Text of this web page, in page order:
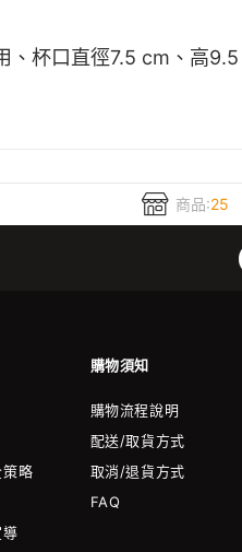
、 杯口直徑7.5 cm、高
商品:25
購物須知
策略
購物流程說明
配送/取貨方式
取消/退貨方式
FAQ